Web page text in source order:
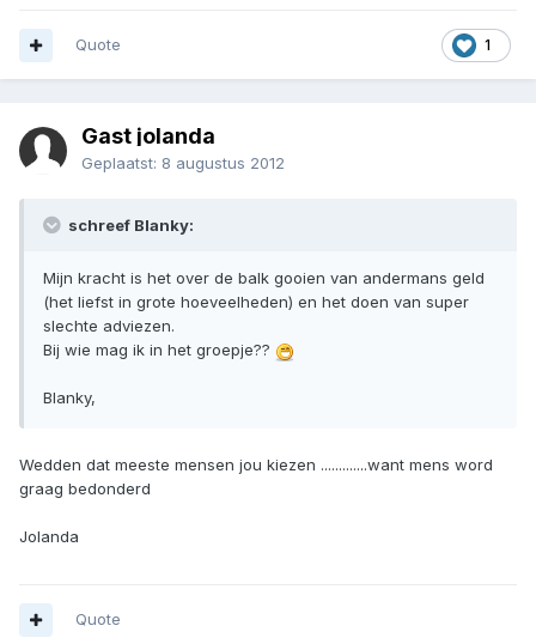
1
Quote
Gast jolanda
Geplaatst: 8 augustus 2012
schreef Blanky:
Mijn kracht is het over de balk gooien van andermans geld
(het liefst in grote hoeveelheden) en het doen van super
slechte adviezen.
Bij wie mag ik in het groepje??
Blanky,
Wedden dat meeste mensen jou kiezen .............want mens word
graag bedonderd
Jolanda
Quote